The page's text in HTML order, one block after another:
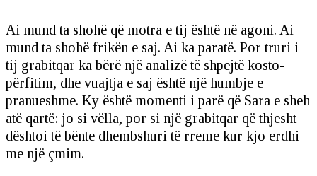
Ai mund ta shohë që motra e tij është në agoni. Ai
mund ta shohë frikën e saj. Ai ka paratë. Por truri i
tij grabitqar ka bërë një analizë të shpejtë kosto-
përfitim, dhe vuajtja e saj është një humbje e
pranueshme. Ky është momenti i parë që Sara e sheh
atë qartë: jo si vëlla, por si një grabitqar që thjesht
dështoi të bënte dhembshuri të rreme kur kjo erdhi
me një çmim.